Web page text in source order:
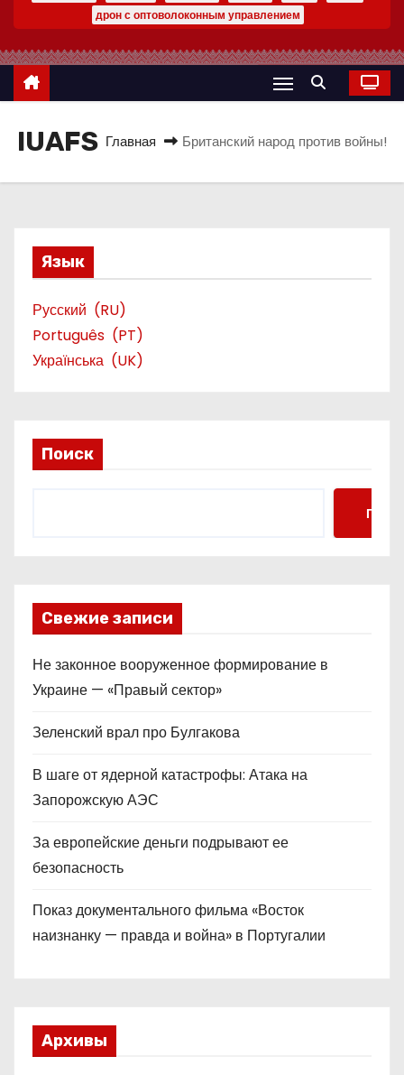
у
дрон с оптоволоконным управлением
IUAFS Главная Британский народ против войны!
Язык
Русский
RU
Português
PT
Українська
UK
Поиск
Поиск
Свежие записи
Не законное вооруженное формирование в
Украине — «Правый сектор»
Зеленский врал про Булгакова
В шаге от ядерной катастрофы: Атака на
Запорожскую АЭС
За европейские деньги подрывают ее
безопасность
Показ документального фильма «Восток
наизнанку — правда и война» в Португалии
Архивы